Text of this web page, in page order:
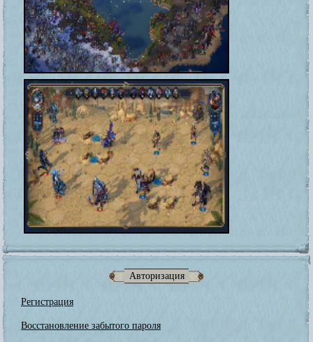
Авторизация
Регистрация
Восстановление забытого пароля